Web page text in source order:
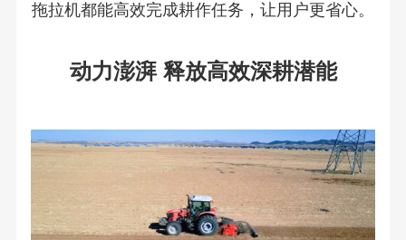
拖拉机都能高效完成耕作任务，让用户更省心。
动力澎湃 释放高效深耕潜能